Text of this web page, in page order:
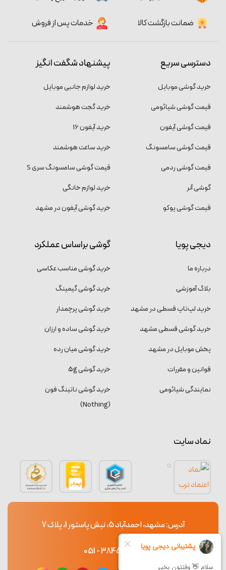
ضمانت بازگشت کالا خدمات پس از فروش
دسترسی سریع
خرید گوشی موبایل
قیمت گوشی شیائومی
قیمت گوشی آیفون
قیمت گوشی سامسونگ
قیمت گوشی ردمی
گوشی آنر
قیمت گوشی پوکو
پیشنهاد شگفت انگیز
خرید لوازم جانبی موبایل
خرید گجت هوشمند
خرید آیفون 16
خرید ساعت هوشمند
قیمت گوشی سامسونگ سری S
خرید لوازم خانگی
خرید گوشی آیفون در مشهد
دیجی پویا
درباره ما
بلاگ آموزشی
خرید لپ‌تاپ قسطی در مشهد
خرید گوشی قسطی مشهد
پخش موبایل در مشهد
قوانین و مقررات
نمایندگی شیائومی
گوشی براساس عملکرد
خرید گوشی مناسب عکاسی
خرید گوشی گیمینگ
خرید گوشی پرچمدار
خرید گوشی ساده و ارزان
خرید گوشی میان رده
خرید گوشی 5g
خرید گوشی ناتینگ فون
(Nothing)
نماد سایت
آدرس: مشهد، احمدآباد 5، نبش پاستور 1، پلاک 7
38453765 - 051